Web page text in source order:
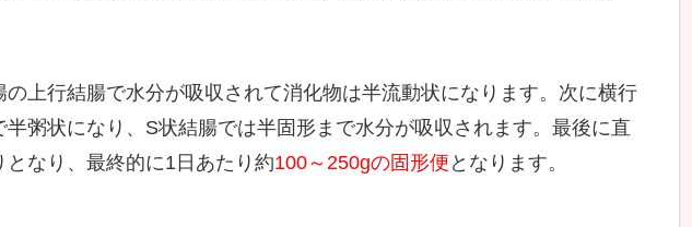
上行結腸で水分が吸収されて消化物は半流動状になります。次に横行
粥状になり、S状結腸では半固形まで水分が吸収されます。最後に直
なり、最終的に1日あたり約100～250gの固形便 となります。